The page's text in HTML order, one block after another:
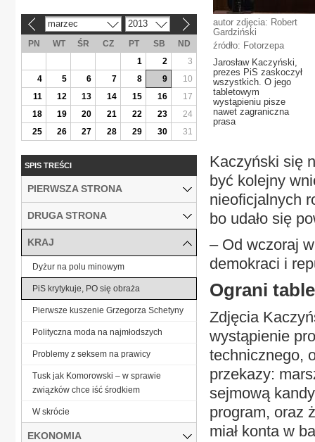
autor zdjęcia: Robert
Gardziński
źródło: Fotorzepa
Jarosław Kaczyński,
prezes PiS zaskoczył
wszystkich. O jego
tabletowym
wystąpieniu pisze
nawet zagraniczna
prasa
Kaczyński się
być kolejny
nieoficjalnych
bo udało się
– Od wczoraj
demokraci i
Ograni
Zdjęcia
wystąpienie
technicznego,
przekazy:
sejmową
program, oraz
miał konta w
marzec 2013
PN WT ŚR CZ PT SB
ND
1
2
3
4
5 6 7 8 9
10
11
12 13 14 15 16
17
18
19 20 21 22 23
24
25
26 27 28 29 30 31
SPIS TREŚCI
PIERWSZA STRONA
DRUGA STRONA
KRAJ
Dyżur na polu minowym
PiS krytykuje, PO się obraża
Pierwsze kuszenie Grzegorza Schetyny
Polityczna moda na najmłodszych
Problemy z seksem na prawicy
Tusk jak Komorowski – w sprawie
związków chce iść środkiem
W skrócie
EKONOMIA